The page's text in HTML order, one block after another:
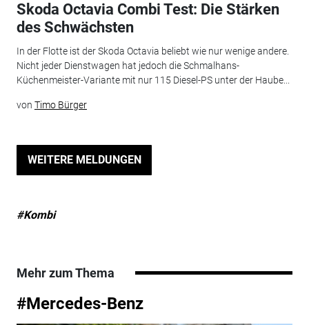
Skoda Octavia Combi Test: Die Stärken
des Schwächsten
In der Flotte ist der Skoda Octavia beliebt wie nur wenige andere.
Nicht jeder Dienstwagen hat jedoch die Schmalhans-
Küchenmeister-Variante mit nur 115 Diesel-PS unter der Haube...
von Timo Bürger
WEITERE MELDUNGEN
#Kombi
Mehr zum Thema
#Mercedes-Benz